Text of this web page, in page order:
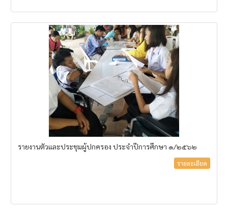
รายงานตัวและประชุมผู้ปกครอง ประจำปีการศึกษา ๑/๒๕๖๒
รายละเอียด